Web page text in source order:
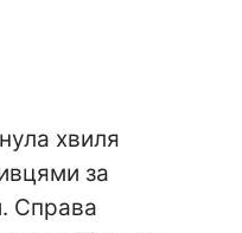
хвиля
за
Справа